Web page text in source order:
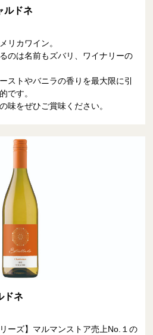
ルドネ
リカワイン。
のは名前もズバリ、ワイナリーの
ストやバニラの香りを最大限に引
です。
味をぜひご賞味ください。
ドネ
ーズ】マルマンストア売上No.１の